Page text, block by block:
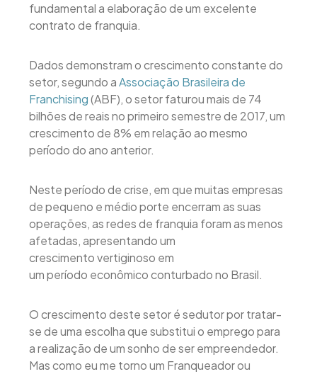
fundamental a elaboração de um excelente
contrato de franquia.
Dados demonstram o crescimento constante do
setor, segundo aAssociação Brasileira de
Franchising(ABF), o setor faturou mais de 74
bilhões de reais no primeiro semestre de 2017, um
crescimento de 8% em relação ao mesmo
período do ano anterior.
Neste período de crise, em que muitas empresas
de pequeno e médio porte encerram as suas
operações, as redes de franquia foram as menos
afetadas, apresentando um
crescimento vertiginoso em
um período econômico conturbado no Brasil.
O crescimento deste setor é sedutor por tratar-
se de uma escolha que substitui o emprego para
a realização de um sonho de ser empreendedor.
Mas como eu me torno um Franqueador ou